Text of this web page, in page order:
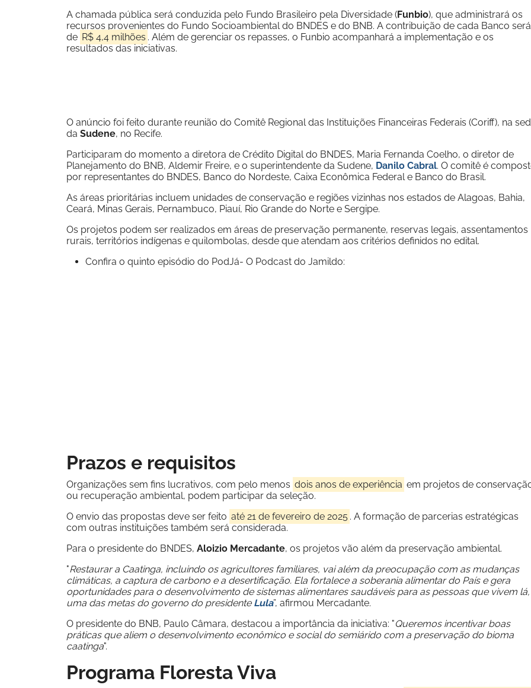
A chamada pública será conduzida pelo Fundo Brasileiro pela Diversidade (Funbio), que administrará os
recursos provenientes do Fundo Socioambiental do BNDES e do BNB. A contribuição de cada Banco será
de R$ 4,4 milhões . Além de gerenciar os repasses, o Funbio acompanhará a implementação e os
resultados das iniciativas.
O anúncio foi feito durante reunião do Comitê Regional das Instituições Financeiras Federais (Coriff), na
da Sudene, no Recife.
Participaram do momento a diretora de Crédito Digital do BNDES, Maria Fernanda Coelho, o diretor de
Planejamento do BNB, Aldemir Freire, e o superintendente da Sudene, Danilo Cabral. O comitê é
por representantes do BNDES, Banco do Nordeste, Caixa Econômica Federal e Banco do Brasil.
As áreas prioritárias incluem unidades de conservação e regiões vizinhas nos estados de Alagoas, Bahia,
Ceará, Minas Gerais, Pernambuco, Piauí, Rio Grande do Norte e Sergipe.
Os projetos podem ser realizados em áreas de preservação permanente, reservas legais, assentamentos
rurais, territórios indígenas e quilombolas, desde que atendam aos critérios definidos no edital.
Confira o quinto episódio do PodJá- O Podcast do Jamildo:
Prazos e requisitos
Organizações sem fins lucrativos, com pelo menos dois anos de experiência em projetos de
ou recuperação ambiental, podem participar da seleção.
O envio das propostas deve ser feito até 21 de fevereiro de 2025 . A formação de parcerias estratégicas
com outras instituições também será considerada.
Para o presidente do BNDES, Aloizio Mercadante, os projetos vão além da preservação ambiental.
"Restaurar a Caatinga, incluindo os agricultores familiares, vai além da preocupação com as mudanças
climáticas, a captura de carbono e a desertificação. Ela fortalece a soberania alimentar do País e gera
oportunidades para o desenvolvimento de sistemas alimentares saudáveis para as pessoas que vivem lá,
uma das metas do governo do presidente Lula”, afirmou Mercadante.
O presidente do BNB, Paulo Câmara, destacou a importância da iniciativa: "Queremos incentivar boas
práticas que aliem o desenvolvimento econômico e social do semiárido com a preservação do bioma
caatinga".
Programa Floresta Viva